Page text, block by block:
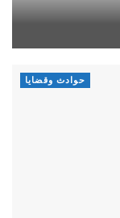
حوادث وقضايا